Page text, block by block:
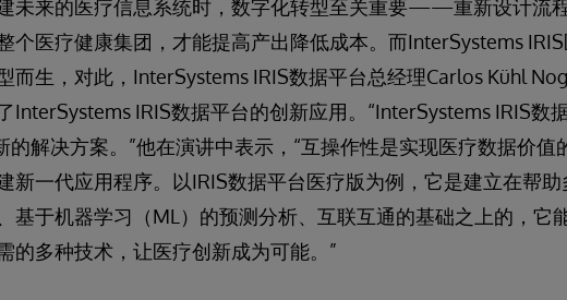
未来的医疗信息系统时，数字化转型至关重要——重新设计流
个医疗健康集团，才能提高产出降低成本。而InterSystems
而生，对此，InterSystems IRIS数据平台总经理Carlos Kühl
InterSystems IRIS数据平台的创新应用。“InterSystems IRIS数
的解决方案。”他在演讲中表示，“互操作性是实现医疗数据价值
新一代应用程序。以IRIS数据平台医疗版为例，它是建立在帮
基于机器学习（ML）的预测分析、互联互通的基础之上的，它
的多种技术，让医疗创新成为可能。”